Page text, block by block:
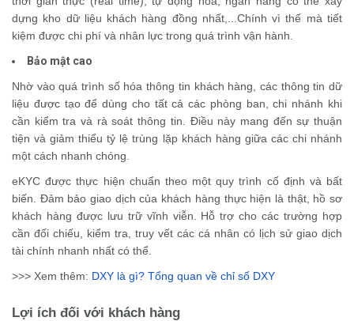
dựng kho dữ liệu khách hàng đồng nhất,...Chính vì thế mà tiết
kiệm được chi phí và nhân lực trong quá trình vận hành.
Bảo mật cao
Nhờ vào quá trình số hóa thông tin khách hàng, các thông tin dữ
liệu được tạo để dùng cho tất cả các phòng ban, chi nhánh khi
cần kiểm tra và rà soát thông tin. Điều này mang đến sự thuận
tiện và giảm thiểu tỷ lệ trùng lặp khách hàng giữa các chi nhánh
một cách nhanh chóng.
eKYC được thực hiện chuẩn theo một quy trình cố định và bất
biến. Đảm bảo giao dịch của khách hàng thực hiện là thật, hồ sơ
khách hàng được lưu trữ vĩnh viễn. Hỗ trợ cho các trường hợp
cần đối chiếu, kiểm tra, truy vết các cá nhân có lịch sử giao dịch
tài chính nhanh nhất có thể.
>>> Xem thêm: DXY là gì? Tổng quan về chỉ số DXY
Lợi ích đối với khách hàng